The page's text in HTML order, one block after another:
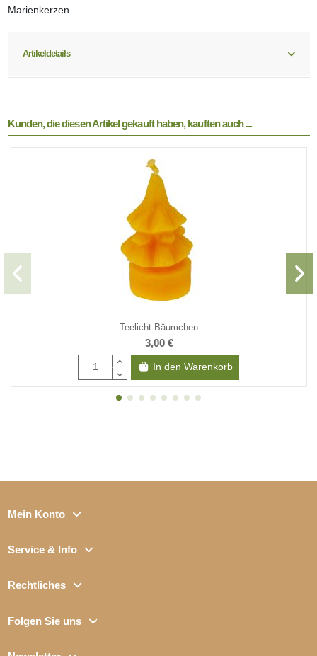
Marienkerzen
Artikeldetails
Kunden, die diesen Artikel gekauft haben, kauften auch ...
Teelicht Bäumchen
3,00 €
In den Warenkorb
Mein Konto
Service & Info
Rechtliches
Folgen Sie uns